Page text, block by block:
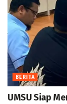
BERITA
UMSU Siap